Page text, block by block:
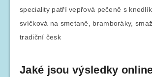
speciality patří vepřová pečeně s
svíčková na smetaně, bramboráky,
tradiční česk
Jaké jsou výsledky